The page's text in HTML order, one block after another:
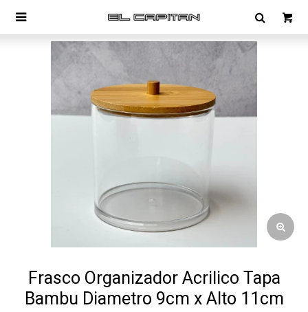

Frasco Organizador Acrilico Tapa
Bambu Diametro 9cm x Alto 11cm